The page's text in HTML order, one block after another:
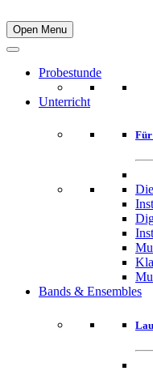
Open Menu
Probestunde
Unterricht
Bands & Ensembles